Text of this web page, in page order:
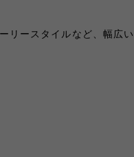
リースタイルなど、幅広